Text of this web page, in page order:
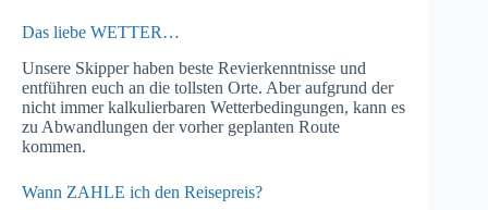
Das liebe WETTER…
Unsere Skipper haben beste Revierkenntnisse und
entführen euch an die tollsten Orte. Aber aufgrund der
nicht immer kalkulierbaren Wetterbedingungen, kann es
zu Abwandlungen der vorher geplanten Route
kommen.
Wann ZAHLE ich den Reisepreis?